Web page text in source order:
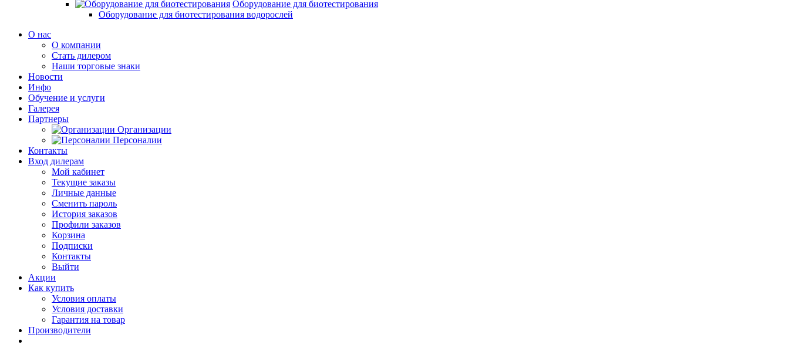
Оборудование для биотестирования
Оборудование для биотестирования водорослей
О нас
О компании
Стать дилером
Наши торговые знаки
Новости
Инфо
Обучение и услуги
Галерея
Партнеры
Организации
Персоналии
Контакты
Вход дилерам
Мой кабинет
Текущие заказы
Личные данные
Сменить пароль
История заказов
Профили заказов
Корзина
Подписки
Контакты
Выйти
Акции
Как купить
Условия оплаты
Условия доставки
Гарантия на товар
Производители